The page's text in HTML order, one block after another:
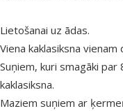
Lietošanai uz ādas.
Viena kaklasiksna vienam
Suņiem, kuri smagāki
kaklasiksna.
Maziem suņiem ar